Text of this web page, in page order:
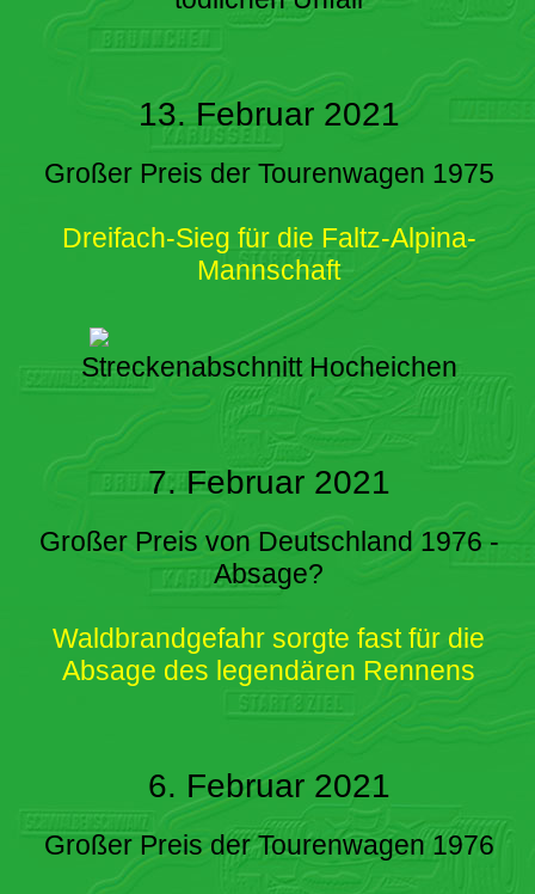
13. Februar 2021
Großer Preis der Tourenwagen 1975
Dreifach-Sieg für die Faltz-Alpina-
Mannschaft
Streckenabschnitt Hocheichen
7. Februar 2021
Großer Preis von Deutschland 1976 -
Absage?
Waldbrandgefahr sorgte fast für die
Absage des legendären Rennens
6. Februar 2021
Großer Preis der Tourenwagen 1976